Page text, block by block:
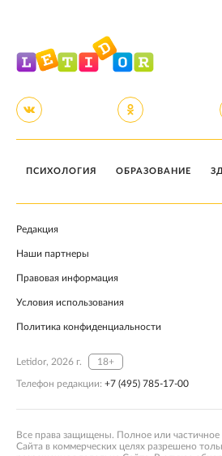
ПСИХОЛОГИЯ ОБРАЗОВАНИЕ
Редакция
Наши партнеры
Правовая информация
Условия использования
Политика конфиденциальности
Letidor, 2026 г. 18+
Телефон редакции: +7 (495) 785-17-00
Все права защищены. Полное или частичное
Сайта в коммерческих целях разрешено